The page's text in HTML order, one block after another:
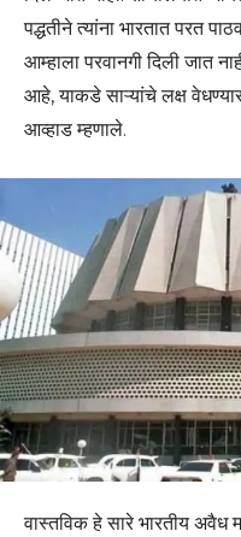
पद्धतीने त्यांना भारतात परत
आम्हाला परवानगी दिली जात
आहे, याकडे साऱ्यांचे लक्ष
आव्हाड म्हणाले.
वास्तविक हे सारे भारतीय अवैध